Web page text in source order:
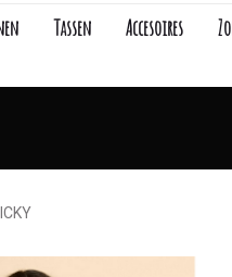
Tassen Accesoires